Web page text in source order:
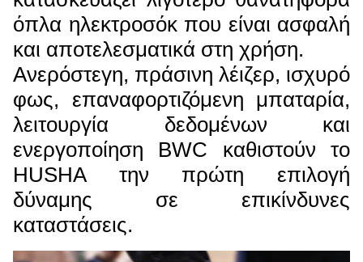
όπλα ηλεκτροσόκ που είναι ασφαλή
και αποτελεσματικά στη χρήση.
Ανερόστεγη, πράσινη λέιζερ, ισχυρό
φως, επαναφορτιζόμενη μπαταρία,
λειτουργία δεδομένων και
ενεργοποίηση BWC καθιστούν το
HUSHA την πρώτη επιλογή
δύναμης σε επικίνδυνες
καταστάσεις.